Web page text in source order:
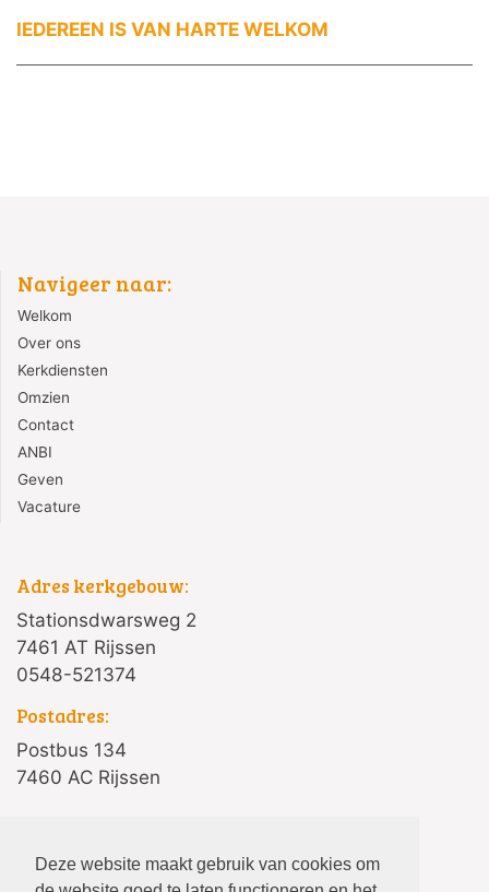
Deze website maakt gebruik van cookies om
IEDEREEN IS VAN HARTE WELKOM
Navigeer naar:
Welkom
Over ons
Kerkdiensten
Omzien
Contact
ANBI
Geven
Vacature
Adres kerkgebouw:
Stationsdwarsweg 2
7461 AT Rijssen
0548-521374
Postadres:
Postbus 134
7460 AC Rijssen
privacyverklaring